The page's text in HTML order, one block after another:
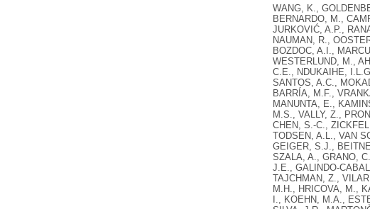
WANG, K.,
BERNARDO, M.,
JURKOVIĆ, A.P.,
NAUMAN, R.,
BOZDOC, A.I.,
WESTERLUND, M.,
C.E., NDUKAIHE,
SANTOS, A.C.,
BARRÍA, M.F.,
MANUNTA, E.,
M.S., VALLY, Z.,
CHEN, S.-C.,
TODSEN, A.L., VAN
GEIGER, S.J.,
SZALA, A., GRANO,
J.E., GALINDO-
TAJCHMAN, Z.,
M.H., HRICOVA, M.,
I., KOEHN, M.A.,